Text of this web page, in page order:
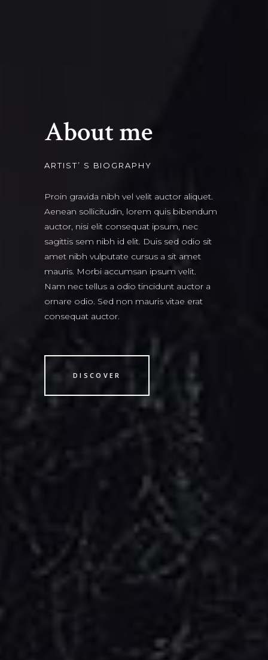
About me
ARTIST’ S BIOGRAPHY
Proin gravida nibh vel velit auctor aliquet.
Aenean sollicitudin, lorem quis bibendum
auctor, nisi elit consequat ipsum, nec
sagittis sem nibh id elit. Duis sed odio sit
amet nibh vulputate cursus a sit amet
mauris. Morbi accumsan ipsum velit.
Nam nec tellus a odio tincidunt auctor a
ornare odio. Sed non mauris vitae erat
consequat auctor.
DISCOVER